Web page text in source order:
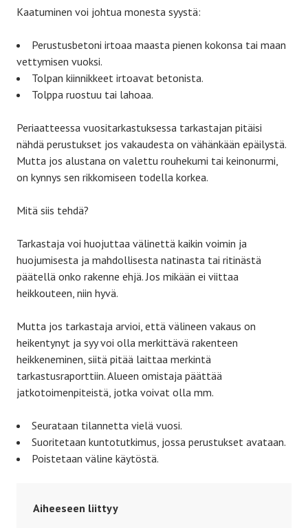
Kaatuminen voi johtua monesta syystä:
Perustusbetoni irtoaa maasta pienen kokonsa tai maan
vettymisen vuoksi.
Tolpan kiinnikkeet irtoavat betonista.
Tolppa ruostuu tai lahoaa.
Periaatteessa vuositarkastuksessa tarkastajan pitäisi
nähdä perustukset jos vakaudesta on vähänkään epäilystä.
Mutta jos alustana on valettu rouhekumi tai keinonurmi,
on kynnys sen rikkomiseen todella korkea.
Mitä siis tehdä?
Tarkastaja voi huojuttaa välinettä kaikin voimin ja
huojumisesta ja mahdollisesta natinasta tai ritinästä
päätellä onko rakenne ehjä. Jos mikään ei viittaa
heikkouteen, niin hyvä.
Mutta jos tarkastaja arvioi, että välineen vakaus on
heikentynyt ja syy voi olla merkittävä rakenteen
heikkeneminen, siitä pitää laittaa merkintä
tarkastusraporttiin. Alueen omistaja päättää
jatkotoimenpiteistä, jotka voivat olla mm.
Seurataan tilannetta vielä vuosi.
Suoritetaan kuntotutkimus, jossa perustukset avataan.
Poistetaan väline käytöstä.
Aiheeseen liittyy